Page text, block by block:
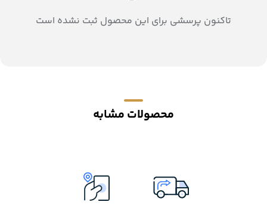
تاکنون پرسشی برای این محصول ثبت نشده است
محصولات مشابه